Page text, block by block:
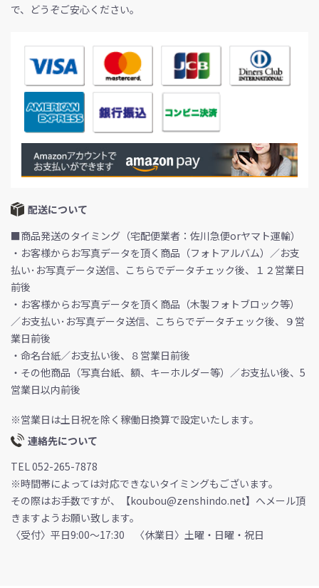
で、どうぞご安心ください。
配送について
■商品発送のタイミング（宅配便業者：佐川急便orヤマト運輸）
・お客様からお写真データを頂く商品（フォトアルバム）／お支
払い･お写真データ送信、こちらでデータチェック後、１２営業日
前後
・お客様からお写真データを頂く商品（木製フォトブロック等）
／お支払い･お写真データ送信、こちらでデータチェック後、９営
業日前後
・命名台紙／お支払い後、８営業日前後
・その他商品（写真台紙、額、キーホルダー等）／お支払い後、5
営業日以内前後
※営業日は土日祝を除く稼働日換算で設定いたします。
連絡先について
TEL 052-265-7878
※時間帯によっては対応できないタイミングもございます。
その際はお手数ですが、【koubou@zenshindo.net】へメール頂
きますようお願い致します。
〈受付〉平日9:00～17:30 〈休業日〉土曜・日曜・祝日